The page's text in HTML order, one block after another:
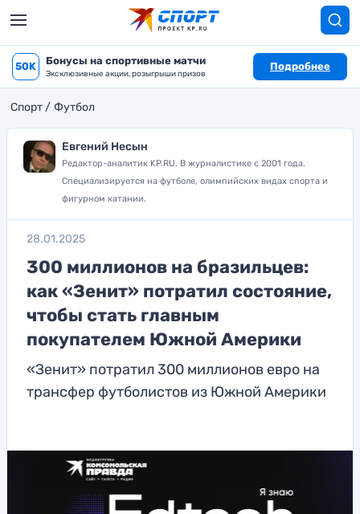
50K Бонусы на спортивные матчи
Эксклюзивные акции, розыгрыши призов
Подробнее
Спорт Футбол
Евгений Несын
Редактор-аналитик KP.RU. В журналистике с 2001 года.
Специализируется на футболе, олимпийских видах спорта и
фигурном катании.
28.01.2025
300 миллионов на бразильцев:
как «Зенит» потратил состояние,
чтобы стать главным
покупателем Южной Америки
«Зенит» потратил 300 миллионов евро на
трансфер футболистов из Южной Америки